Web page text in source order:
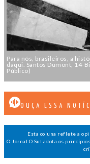
Para nós, brasileiros, a
daqui. Santos Dumont, 14-
Público)
OUÇA ESSA
Esta coluna reflete a
O Jornal O Sul adota os